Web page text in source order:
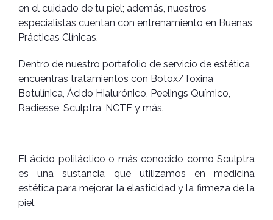
en el cuidado de tu piel; además, nuestros
especialistas cuentan con entrenamiento en Buenas
Prácticas Clínicas.
Dentro de nuestro portafolio de servicio de estética
encuentras tratamientos con Botox/Toxina
Botulínica, Ácido Hialurónico, Peelings Químico,
Radiesse, Sculptra, NCTF y más.
El ácido poliláctico o más conocido como Sculptra
es una sustancia que utilizamos en medicina
estética para mejorar la elasticidad y la firmeza de la
piel,